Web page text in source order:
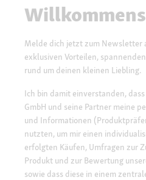
Melde dich jetzt zum Newsletter
exklusiven Vorteilen,
rund um deinen kleinen Liebling.
Ich bin damit einverstanden,
GmbH und seine Partner meine
und Informationen
nutzten, um mir einen
erfolgten Käufen, Umfragen zur
Produkt und zur Bewertung
sowie dass diese in einem